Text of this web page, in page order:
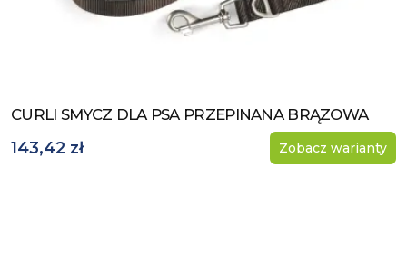
Zobacz produkt
CURLI SMYCZ DLA PSA PRZEPINANA BRĄZOWA
143,42 zł Zobacz warianty